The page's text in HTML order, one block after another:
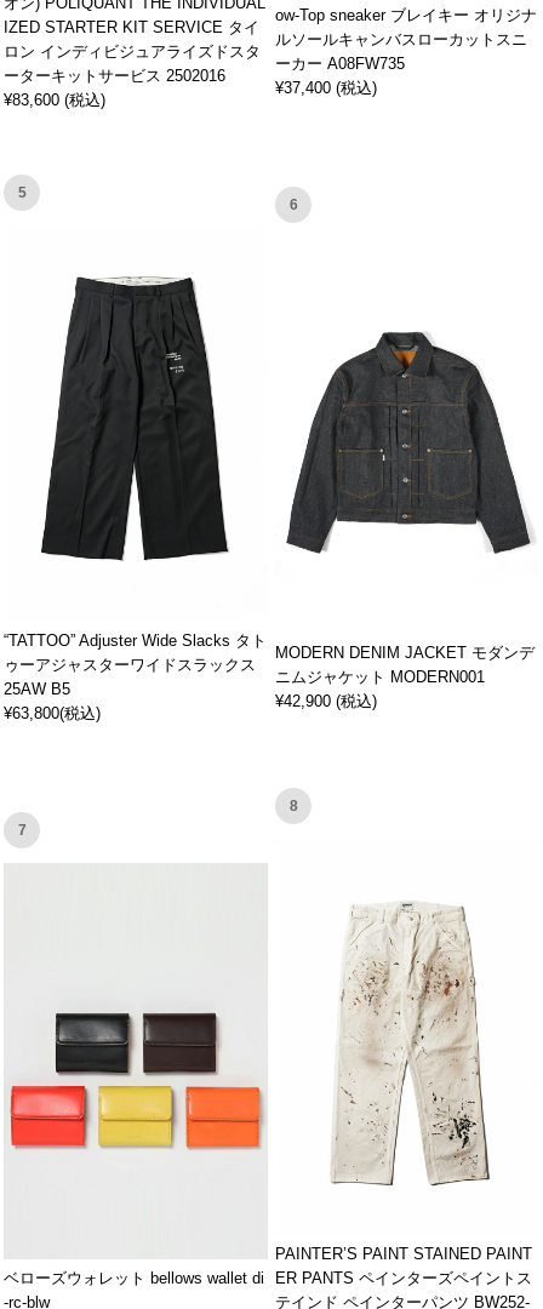
IZED STARTER KIT SERVICE タイ
ロン インディビジュアライズドスタ
ーターキットサービス 2502016
¥83,600 (税込)
ow-Top sneaker ブレイキー オリジナ
ルソールキャンバスローカットスニ
ーカー A08FW735
¥37,400 (税込)
5
“TATTOO” Adjuster Wide Slacks タト
ゥーアジャスターワイドスラックス
25AW B5
¥63,800(税込)
6
MODERN DENIM JACKET モダンデ
ニムジャケット MODERN001
¥42,900 (税込)
7
ベローズウォレット bellows wallet di
-rc-blw
8
PAINTER’S PAINT STAINED PAINT
ER PANTS ペインターズペイントス
テインド ペインターパンツ BW252-